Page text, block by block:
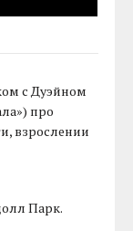
с Дуэйном
про
взрослении
Парк.